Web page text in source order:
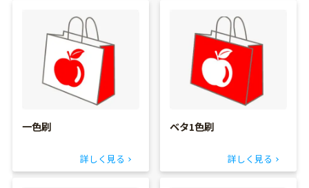
一色刷
詳しく見る
ベタ1色刷
詳しく見る